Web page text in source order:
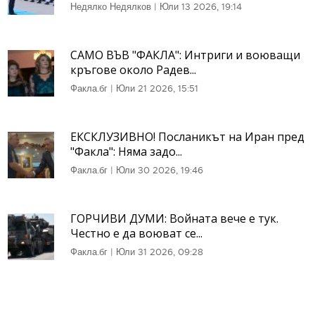
Недялко Недялков | Юли 13 2026, 19:14
САМО ВЪВ "ФАКЛА": Интриги и воюващи
кръгове около Радев...
Факла.бг | Юли 21 2026, 15:51
ЕКСКЛУЗИВНО! Посланикът на Иран пред
"Факла": Няма задо...
Факла.бг | Юли 30 2026, 19:46
ГОРЧИВИ ДУМИ: Войната вече е тук.
Честно е да воюват се...
Факла.бг | Юли 31 2026, 09:28